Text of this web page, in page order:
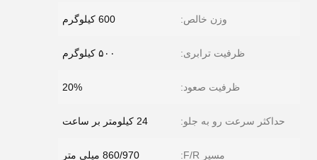
وزن خالص: 600 کیلوگرم
ظرفیت ترابری: ۵۰۰ کیلوگرم
ظرفیت صعود: 20%
حداکثر سرعت رو به جلو: 24 کیلومتر بر ساعت
مسیر F/R: 860/970 میلی متر